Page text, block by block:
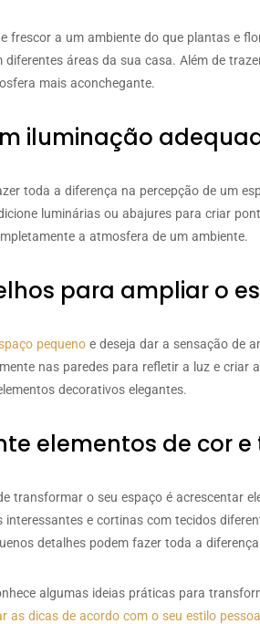
frescor a um ambiente do que plantas e
diferentes áreas da sua casa. Além de
mais aconchegante.
iluminação
toda a diferença na percepção de um
luminárias ou abajures para criar
a atmosfera de um ambiente.
para ampliar o
pequeno e deseja dar a sensação de
nas paredes para refletir a luz e criar
decorativos elegantes.
elementos de cor
transformar o seu espaço é acrescentar
interessantes e cortinas com tecidos
detalhes podem fazer toda a diferença.
algumas ideias práticas para
as dicas de acordo com o seu estilo